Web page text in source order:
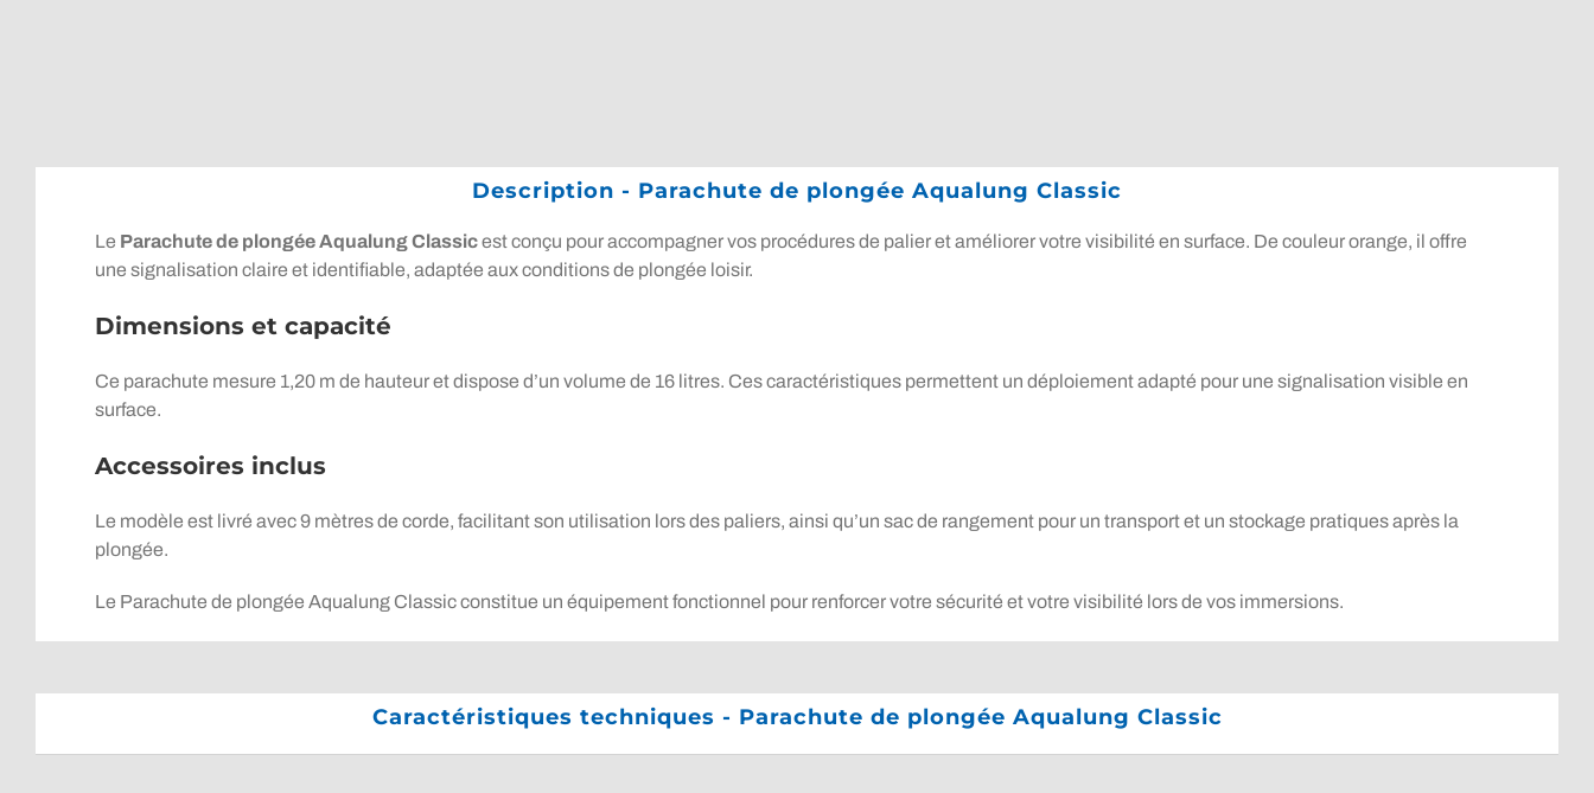
Description - Parachute de plongée Aqualung Classic
Le Parachute de plongée Aqualung Classicest conçu pour accompagner vos procédures de palier et améliorer votre visibilité en surface. De couleur orange, il offre
une signalisation claire et identifiable, adaptée aux conditions de plongée loisir.
Dimensions et capacité
Ce parachute mesure 1,20 m de hauteur et dispose d’un volume de 16 litres. Ces caractéristiques permettent un déploiement adapté pour une signalisation visible en
surface.
Accessoires inclus
Le modèle est livré avec 9 mètres de corde, facilitant son utilisation lors des paliers, ainsi qu’un sac de rangement pour un transport et un stockage pratiques après la
plongée.
Le Parachute de plongée Aqualung Classic constitue un équipement fonctionnel pour renforcer votre sécurité et votre visibilité lors de vos immersions.
Caractéristiques techniques - Parachute de plongée Aqualung Classic